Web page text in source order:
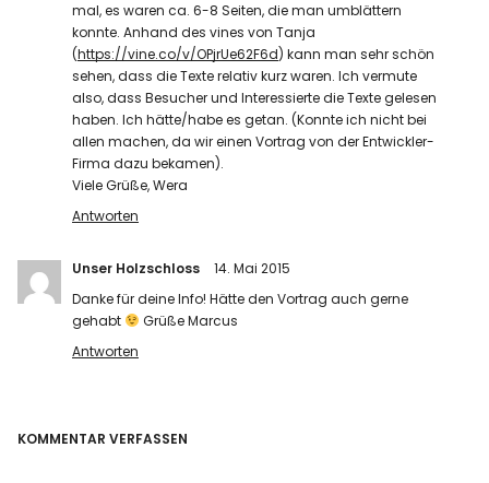
mal, es waren ca. 6-8 Seiten, die man umblättern
konnte. Anhand des vines von Tanja
(https://vine.co/v/OPjrUe62F6d) kann man sehr schön
sehen, dass die Texte relativ kurz waren. Ich vermute
also, dass Besucher und Interessierte die Texte gelesen
haben. Ich hätte/habe es getan. (Konnte ich nicht bei
allen machen, da wir einen Vortrag von der Entwickler-
Firma dazu bekamen).
Viele Grüße, Wera
Antworten
Unser Holzschloss
14. Mai 2015
Danke für deine Info! Hätte den Vortrag auch gerne
gehabt
Grüße Marcus
Antworten
KOMMENTAR VERFASSEN